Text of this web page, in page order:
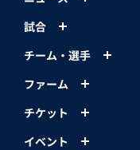
試合
チーム・選手
ファーム
チケット
イベント